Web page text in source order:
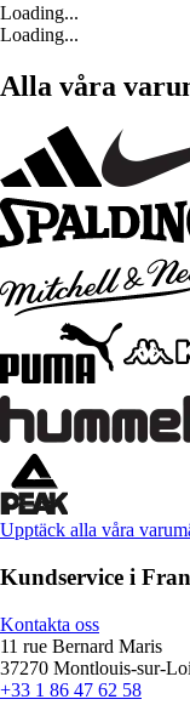
Loading...
Loading...
Alla våra
Upptäck alla våra
Kundservice i
Kontakta oss
11 rue Bernard Maris
37270 Montlouis-sur-
+33 1 86 47 62 58